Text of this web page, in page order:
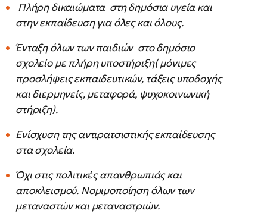
Πλήρη δικαιώματα στη δημόσια υγεία και
στην εκπαίδευση για όλες και όλους.
Ένταξη όλων των παιδιών στο δημόσιο
σχολείο με πλήρη υποστήριξη( μόνιμες
προσλήψεις εκπαιδευτικών, τάξεις υποδοχής
και διερμηνείς, μεταφορά, ψυχοκοινωνική
στήριξη).
Ενίσχυση της αντιρατσιστικής εκπαίδευσης
στα σχολεία.
Όχι στις πολιτικές απανθρωπιάς και
αποκλεισμού. Νομιμοποίηση όλων των
μεταναστών και μεταναστριών.